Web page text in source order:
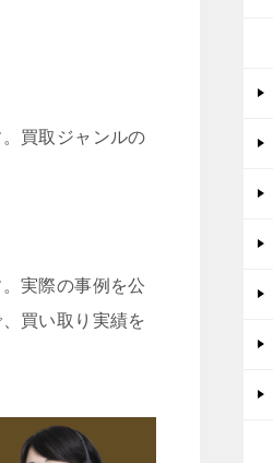
買取ジャンルの
実際の事例を公
買い取り実績を